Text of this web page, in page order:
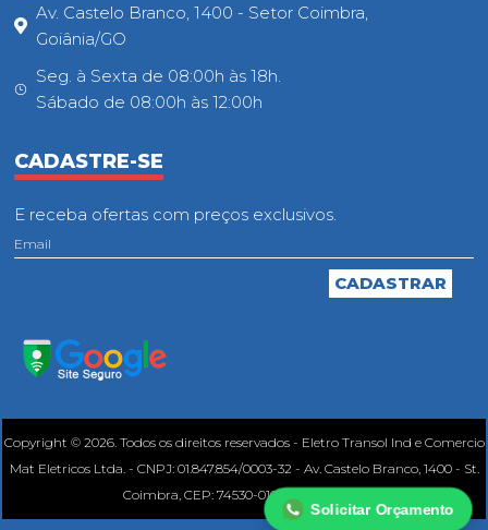
Av. Castelo Branco, 1400 - Setor Coimbra,
Goiânia/GO
Seg. à Sexta de 08:00h às 18h.
Sábado de 08:00h às 12:00h
CADASTRE-SE
E receba ofertas com preços exclusivos.
Copyright © 2026. Todos os direitos reservados - Eletro Transol Ind e Comercio
Mat Eletricos Ltda. - CNPJ: 01.847.854/0003-32 - Av. Castelo Branco, 1400 - St.
Coimbra, CEP: 74530-010, Goiânia - GO.
Solicitar Orçamento